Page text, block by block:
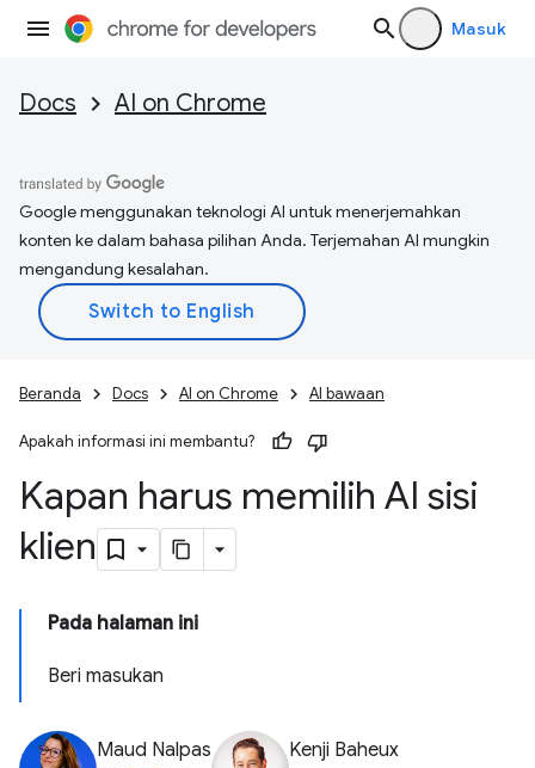
Masuk
Docs AI on Chrome
Google menggunakan teknologi AI untuk menerjemahkan
konten ke dalam bahasa pilihan Anda. Terjemahan AI mungkin
mengandung kesalahan.
Beranda Docs AI on Chrome AI bawaan
Apakah informasi ini membantu?
Kapan harus memilih AI sisi
klien
Pada halaman ini
Beri masukan
Maud Nalpas Kenji Baheux